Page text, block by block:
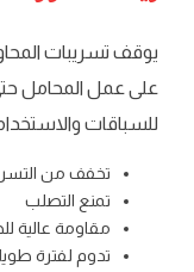
يوقف تسريبات
على عمل المحامل
للسباقات
تخفف من
تمنع التصلب
مقاومة عالية
تدوم لفترة